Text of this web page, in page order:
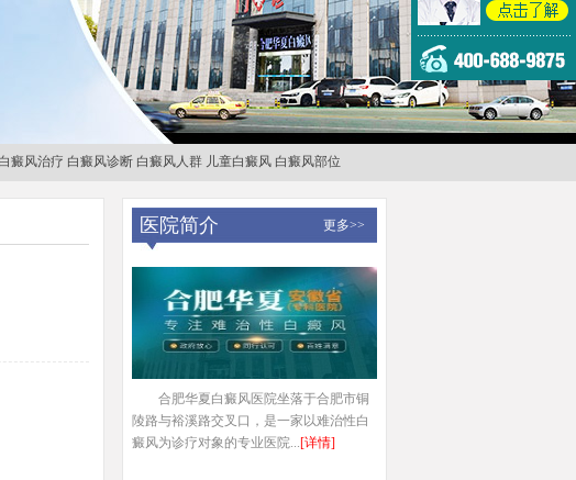
白癜风治疗 白癜风诊断 白癜风人群 儿童白癜风 白癜风部位
医院简介 更多>>
合肥华夏白癜风医院坐落于合肥市铜
陵路与裕溪路交叉口，是一家以难治性白
癜风为诊疗对象的专业医院...[详情]